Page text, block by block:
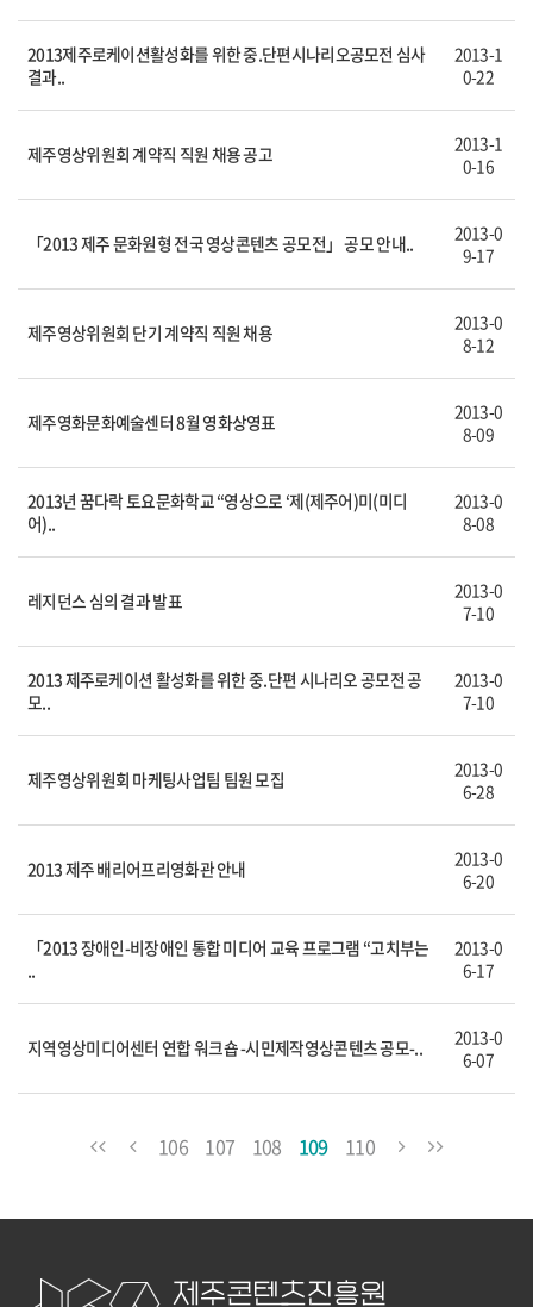
2013제주로케이션활성화를 위한 중.단편시나리오공모전 심사
결과..
2013-1
0-22
제주영상위원회 계약직 직원 채용 공고
2013-1
0-16
「2013 제주 문화원형 전국 영상콘텐츠 공모전」 공모 안내..
2013-0
9-17
제주영상위원회 단기 계약직 직원 채용
2013-0
8-12
제주영화문화예술센터 8월 영화상영표
2013-0
8-09
2013년 꿈다락 토요문화학교 “영상으로 ‘제(제주어)미(미디
어)..
2013-0
8-08
레지던스 심의 결과 발표
2013-0
7-10
2013 제주로케이션 활성화를 위한 중.단편 시나리오 공모전 공
모..
2013-0
7-10
제주영상위원회 마케팅사업팀 팀원 모집
2013-0
6-28
2013 제주 배리어프리영화관 안내
2013-0
6-20
「2013 장애인-비장애인 통합 미디어 교육 프로그램 “고치부는
..
2013-0
6-17
지역영상미디어센터 연합 워크숍 -시민제작영상콘텐츠 공모-..
2013-0
6-07
106 107 108 109 110